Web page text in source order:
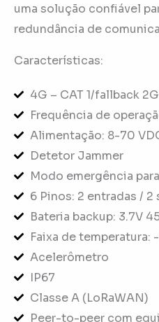
uma solução confiável
redundância de
Características:
4G – CAT 1/fallback
Frequência de
Alimentação: 8-70
Detetor Jammer
Modo emergência
6 Pinos: 2 entradas / 2
Bateria backup: 3.7V
Faixa de temperatura:
Acelerômetro
IP67
Classe A (LoRaWAN)
Peer-to-peer com